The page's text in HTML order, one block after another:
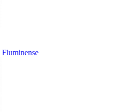
Fluminense